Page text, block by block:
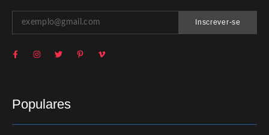
Inscrever-se
Populares